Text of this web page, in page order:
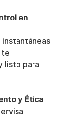
en
instantáneas
te
listo para
y Ética